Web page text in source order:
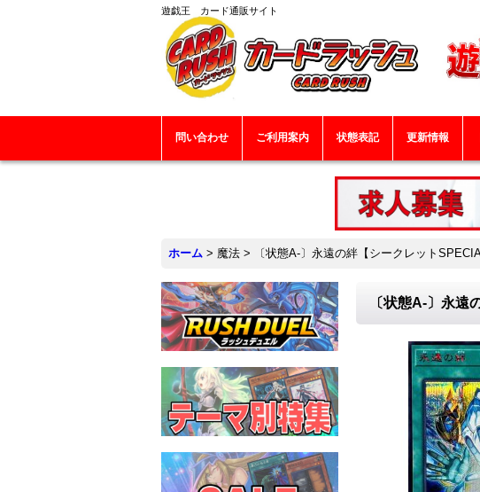
遊戯王 カード通販サイト
問い合わせ ご利用案内 状態表記 更新情報
ホーム > 魔法 > 〔状態A-〕永遠の絆【シークレット
〔状態A-〕永遠